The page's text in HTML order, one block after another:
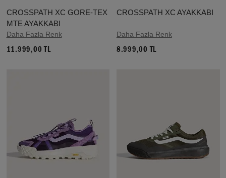
CROSSPATH XC GORE-TEX
MTE AYAKKABI
Daha Fazla Renk
11.999,00 TL
CROSSPATH XC AYAKKABI
Daha Fazla Renk
8.999,00 TL